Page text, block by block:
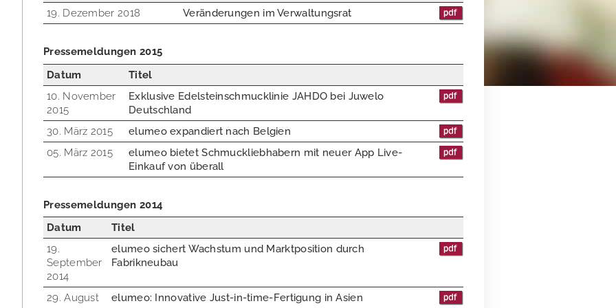
19. Dezember 2018
Veränderungen im Verwaltungsrat
Pressemeldungen 2015
Datum
Titel
10. November
2015
Exklusive Edelsteinschmucklinie JAHDO bei Juwelo
Deutschland
30. März 2015
elumeo expandiert nach Belgien
05. März 2015
elumeo bietet Schmuckliebhabern mit neuer App Live-
Einkauf von überall
Pressemeldungen 2014
Datum
Titel
19.
September
2014
elumeo sichert Wachstum und Marktposition durch
Fabrikneubau
29. August
elumeo: Innovative Just-in-time-Fertigung in Asien